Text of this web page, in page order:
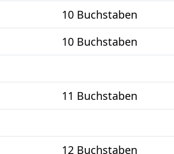
10 Buchstaben
10 Buchstaben
11 Buchstaben
12 Buchstaben